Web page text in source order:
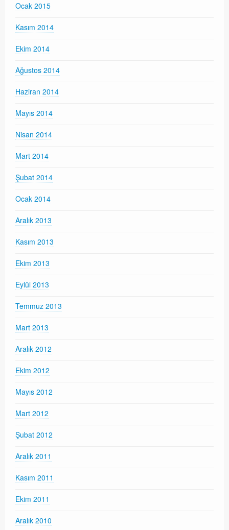
Ocak 2015
Kasım 2014
Ekim 2014
Ağustos 2014
Haziran 2014
Mayıs 2014
Nisan 2014
Mart 2014
Şubat 2014
Ocak 2014
Aralık 2013
Kasım 2013
Ekim 2013
Eylül 2013
Temmuz 2013
Mart 2013
Aralık 2012
Ekim 2012
Mayıs 2012
Mart 2012
Şubat 2012
Aralık 2011
Kasım 2011
Ekim 2011
Aralık 2010